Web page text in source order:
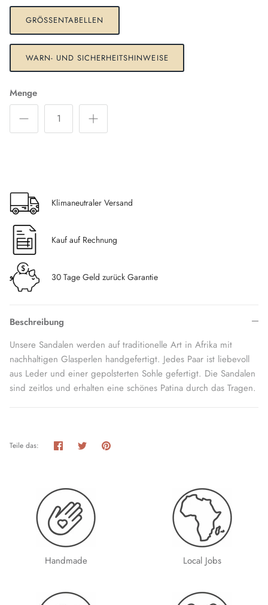
GRÖSSENTABELLEN
WARN- UND SICHERHEITSHINWEISE
Menge
Klimaneutraler Versand
Kauf auf Rechnung
30 Tage Geld zurück Garantie
Beschreibung
Unsere Sandalen werden auf traditionelle Art in Afrika mit
nachhaltigen Glasperlen handgefertigt. Jedes Paar ist liebevoll
aus Leder und einer gepolsterten Sohle gefertigt. Die Sandalen
sind zeitlos und erhalten eine schönes Patina durch das Tragen.
Teile das: TeilenTwitternPinnen
Handmade Local Jobs